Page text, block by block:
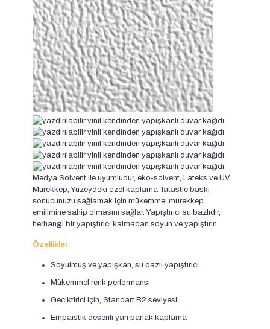
Medya Solvent ile uyumludur, eko-solvent, Lateks ve UV
Mürekkep, Yüzeydeki özel kaplama, fatastic baskı
sonucunuzu sağlamak için mükemmel mürekkep
emilimine sahip olmasını sağlar. Yapıştırıcı su bazlıdır,
herhangi bir yapıştırıcı kalmadan soyun ve yapıştırın
Özellikler:
Soyulmuş ve yapışkan, su bazlı yapıştırıcı
Mükemmel renk performansı
Geciktirici için, Standart B2 seviyesi
Empaistik desenli yarı parlak kaplama